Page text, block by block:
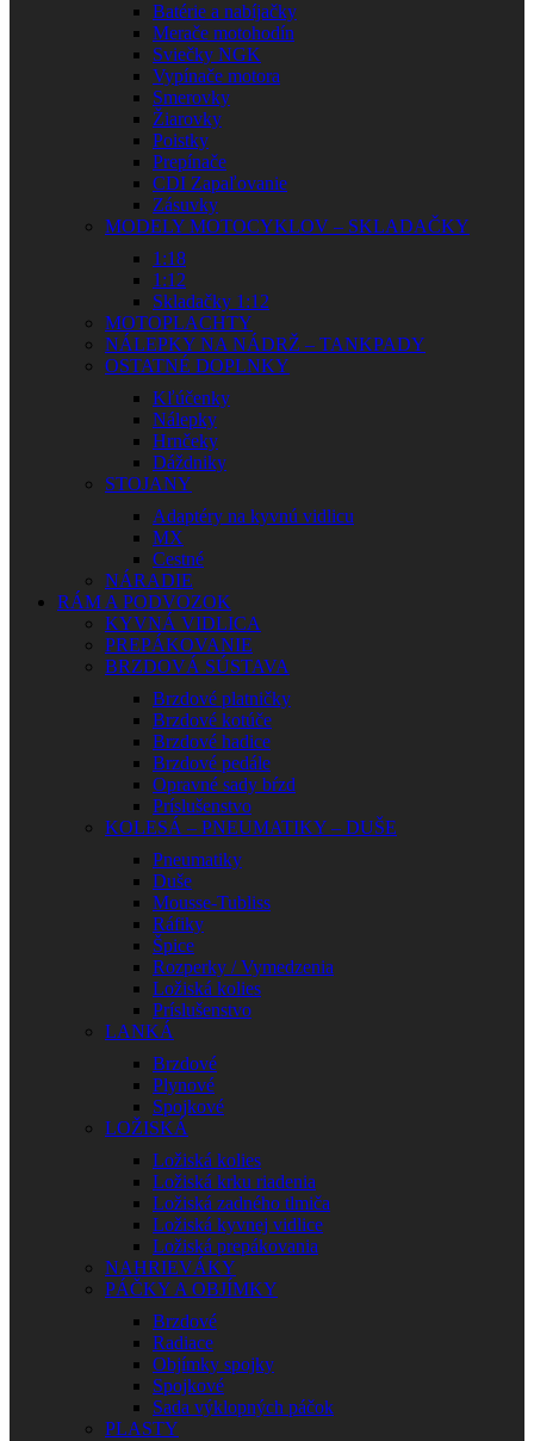
Batérie a nabíjačky
Merače motohodín
Sviečky NGK
Vypínače motora
Smerovky
Žiarovky
Poistky
Prepínače
CDI Zapaľovanie
Zásuvky
MODELY MOTOCYKLOV – SKLADAČKY
1:18
1:12
Skladačky 1:12
MOTOPLACHTY
NÁLEPKY NA NÁDRŽ – TANKPADY
OSTATNÉ DOPLNKY
Kľúčenky
Nálepky
Hrnčeky
Dáždniky
STOJANY
Adaptéry na kyvnú vidlicu
MX
Cestné
NÁRADIE
RÁM A PODVOZOK
KYVNÁ VIDLICA
PREPÁKOVANIE
BRZDOVÁ SÚSTAVA
Brzdové platničky
Brzdové kotúče
Brzdové hadice
Brzdové pedále
Opravné sady bŕzd
Príslušenstvo
KOLESÁ – PNEUMATIKY – DUŠE
Pneumatiky
Duše
Mousse-Tubliss
Ráfiky
Špice
Rozperky / Vymedzenia
Ložiská kolies
Príslušenstvo
LANKÁ
Brzdové
Plynové
Spojkové
LOŽISKÁ
Ložiská kolies
Ložiská krku riadenia
Ložiská zadného tlmiča
Ložiská kyvnej vidlice
Ložiská prepákovania
NAHRIEVÁKY
PÁČKY A OBJÍMKY
Brzdové
Radiace
Objímky spojky
Spojkové
Sada výklopných páčok
PLASTY